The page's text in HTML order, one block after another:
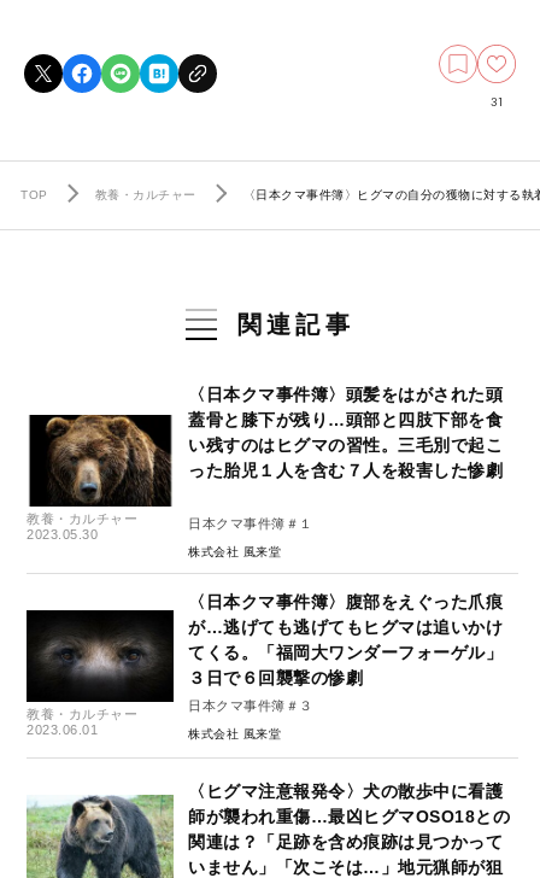
31
TOP 教養・カルチャー 〈日本クマ事件簿〉ヒグマの自分の獲物に対する
関連記事
教養・カルチャー
2023.05.30
〈日本クマ事件簿〉頭髪をはがされた頭
蓋骨と膝下が残り…頭部と四肢下部を食
い残すのはヒグマの習性。三毛別で起こ
った胎児１人を含む７人を殺害した惨劇
日本クマ事件簿＃１
株式会社 風来堂
教養・カルチャー
2023.06.01
〈日本クマ事件簿〉腹部をえぐった爪痕
が…逃げても逃げてもヒグマは追いかけ
てくる。「福岡大ワンダーフォーゲル」
３日で６回襲撃の惨劇
日本クマ事件簿＃３
株式会社 風来堂
〈ヒグマ注意報発令〉犬の散歩中に看護
師が襲われ重傷…最凶ヒグマOSO18との
関連は？「足跡を含め痕跡は見つかって
いません」「次こそは…」地元猟師が狙